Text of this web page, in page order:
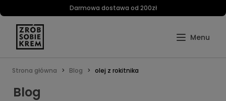
Darmowa dostawa od 200zł
Strona główna Blog olej z rokitnika
Blog